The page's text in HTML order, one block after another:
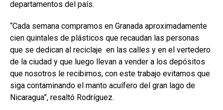
departamentos del país.
“Cada semana compramos en Granada aproximadamente
cien quintales de plásticos que recaudan las personas
que se dedican al reciclaje en las calles y en el vertedero
de la ciudad y que luego llevan a vender a los depósitos
que nosotros le recibimos, con este trabajo evitamos que
siga contaminando el manto acuífero del gran lago de
Nicaragua”, resaltó Rodríguez.